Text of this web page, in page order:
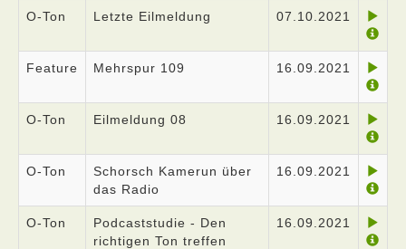
O-Ton Letzte Eilmeldung 07.10.2021
Feature Mehrspur 109 16.09.2021
O-Ton Eilmeldung 08 16.09.2021
O-Ton
Schorsch Kamerun über
das Radio
16.09.2021
O-Ton
Podcaststudie - Den
richtigen Ton treffen
16.09.2021